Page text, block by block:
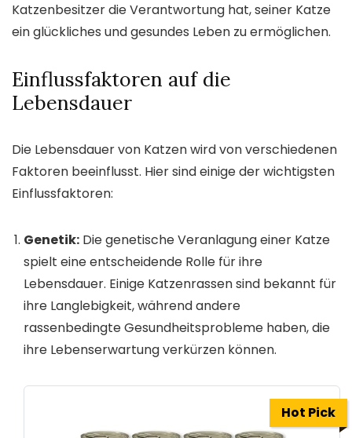
Katzenbesitzer die Verantwortung hat, seiner Katze
ein glückliches und gesundes Leben zu ermöglichen.
Einflussfaktoren auf die
Lebensdauer
Die Lebensdauer von Katzen wird von verschiedenen
Faktoren beeinflusst. Hier sind einige der wichtigsten
Einflussfaktoren:
Genetik: Die genetische Veranlagung einer Katze
spielt eine entscheidende Rolle für ihre
Lebensdauer. Einige Katzenrassen sind bekannt für
ihre Langlebigkeit, während andere
rassenbedingte Gesundheitsprobleme haben, die
ihre Lebenserwartung verkürzen können.
Hot Pick